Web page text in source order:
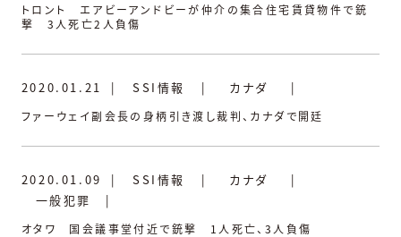
トロント エアビーアンドビーが仲介の集合住宅賃貸物件で銃
撃 3人死亡2人負傷
2020.01.21 | SSI情報 | カナダ |
ファーウェイ副会長の身柄引き渡し裁判、カナダで開廷
2020.01.09 | SSI情報 | カナダ
|
一般犯罪
|
オタワ 国会議事堂付近で銃撃 1人死亡、3人負傷